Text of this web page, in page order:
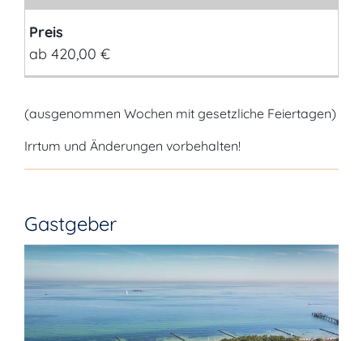
Preis
ab 420,00 €
(ausgenommen Wochen mit gesetzliche Feiertagen)
Irrtum und Änderungen vorbehalten!
Gastgeber